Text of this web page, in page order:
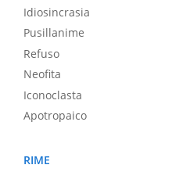
Idiosincrasia
Pusillanime
Refuso
Neofita
Iconoclasta
Apotropaico
RIME